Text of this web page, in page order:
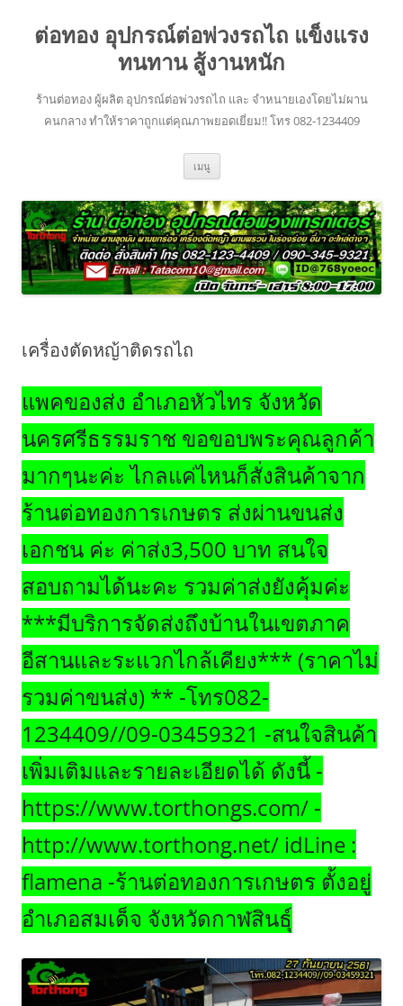
เนื้อหา
ต่อทอง อุปกรณ์ต่อพ่วงรถไถ แข็งแรง
ทนทาน สู้งานหนัก
ร้านต่อทอง ผู้ผลิต อุปกรณ์ต่อพ่วงรถไถ และ จำหนายเองโดยไม่ผาน
คนกลาง ทำให้ราคาถูกแต่คุณภาพยอดเยี่ยม!! โทร 082-1234409
เมนู
เครื่องตัดหญ้าติดรถไถ
แพคของส่ง อำเภอหัวไทร จังหวัด
นครศรีธรรมราช ขอขอบพระคุณลูกค้า
มากๆนะค่ะ ไกลแค่ไหนก็สั่งสินค้าจาก
ร้านต่อทองการเกษตร ส่งผ่านขนส่ง
เอกชน ค่ะ ค่าส่ง3,500 บาท สนใจ
สอบถามได้นะคะ รวมค่าส่งยังคุ้มค่ะ
***มีบริการจัดส่งถึงบ้านในเขตภาค
อีสานและระแวกไกล้เคียง*** (ราคาไม่
รวมค่าขนส่ง) ** -โทร082-
1234409//09-03459321 -สนใจสินค้า
เพิ่มเติมและรายละเอียดได้ ดังนี้ -
https://www.torthongs.com/ -
http://www.torthong.net/ idLine :
flamena -ร้านต่อทองการเกษตร ตั้งอยู่
อำเภอสมเด็จ จังหวัดกาฬสินธุ์